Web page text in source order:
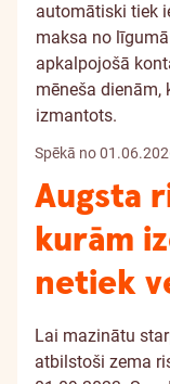
automātiski tiek
maksa no
apkalpojošā
mēneša dienām,
izmantots.
Spēkā no
Augsta
kurām
netiek
Lai mazinātu
atbilstoši zema